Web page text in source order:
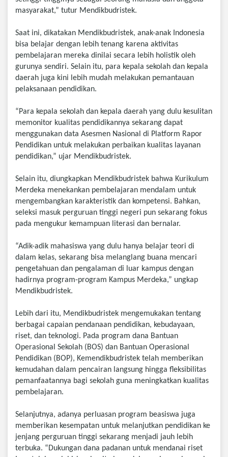
masyarakat,” tutur Mendikbudristek.
Saat ini, dikatakan Mendikbudristek, anak-anak Indonesia
bisa belajar dengan lebih tenang karena aktivitas
pembelajaran mereka dinilai secara lebih holistik oleh
gurunya sendiri. Selain itu, para kepala sekolah dan kepala
daerah juga kini lebih mudah melakukan pemantauan
pelaksanaan pendidikan.
“Para kepala sekolah dan kepala daerah yang dulu kesulitan
memonitor kualitas pendidikannya sekarang dapat
menggunakan data Asesmen Nasional di Platform Rapor
Pendidikan untuk melakukan perbaikan kualitas layanan
pendidikan,” ujar Mendikbudristek.
Selain itu, diungkapkan Mendikbudristek bahwa Kurikulum
Merdeka menekankan pembelajaran mendalam untuk
mengembangkan karakteristik dan kompetensi. Bahkan,
seleksi masuk perguruan tinggi negeri pun sekarang fokus
pada mengukur kemampuan literasi dan bernalar.
“Adik-adik mahasiswa yang dulu hanya belajar teori di
dalam kelas, sekarang bisa melanglang buana mencari
pengetahuan dan pengalaman di luar kampus dengan
hadirnya program-program Kampus Merdeka,” ungkap
Mendikbudristek.
Lebih dari itu, Mendikbudristek mengemukakan tentang
berbagai capaian pendanaan pendidikan, kebudayaan,
riset, dan teknologi. Pada program dana Bantuan
Operasional Sekolah (BOS) dan Bantuan Operasional
Pendidikan (BOP), Kemendikbudristek telah memberikan
kemudahan dalam pencairan langsung hingga fleksibilitas
pemanfaatannya bagi sekolah guna meningkatkan kualitas
pembelajaran.
Selanjutnya, adanya perluasan program beasiswa juga
memberikan kesempatan untuk melanjutkan pendidikan ke
jenjang perguruan tinggi sekarang menjadi jauh lebih
terbuka. “Dukungan dana padanan untuk mendanai riset